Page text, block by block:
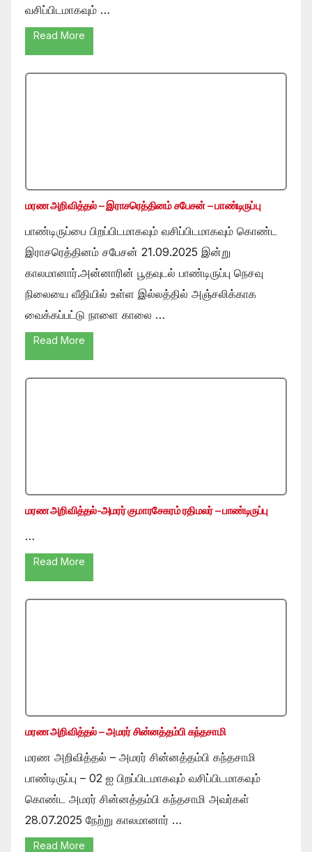
வசிப்பிடமாகவும் …
Read More
மரண அறிவித்தல் – இராசரெத்தினம் சபேசன் – பாண்டிருப்பு
பாண்டிருப்பை பிறப்பிடமாகவும் வசிப்பிடமாகவும் கொண்ட
இராசரெத்தினம் சபேசன் 21.09.2025 இன்று
காலமானார்.அன்னாரின் பூதவுடல் பாண்டிருப்பு நெசவு
நிலையை வீதியில் உள்ள இல்லத்தில் அஞ்சலிக்காக
வைக்கப்பட்டு நாளை காலை …
Read More
மரண அறிவித்தல்-அமரர் குமாரசேகரம் ரதிமலர் – பாண்டிருப்பு
…
Read More
மரண அறிவித்தல் – அமரர் சின்னத்தம்பி கந்தசாமி
மரண அறிவித்தல் – அமரர் சின்னத்தம்பி கந்தசாமி
பாண்டிருப்பு – 02 ஐ பிறப்பிடமாகவும் வசிப்பிடமாகவும்
கொண்ட அமரர் சின்னத்தம்பி கந்தசாமி அவர்கள்
28.07.2025 நேற்று காலமானார் …
Read More